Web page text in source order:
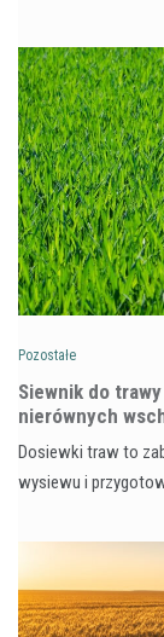
Pozostałe
Siewnik do
nierównych
Dosiewki traw to
wysiewu i